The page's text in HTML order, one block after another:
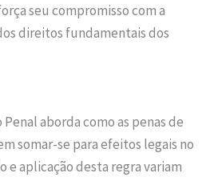
seu compromisso com a
direitos fundamentais dos
Penal aborda como as penas de
somar-se para efeitos legais no
e aplicação desta regra variam